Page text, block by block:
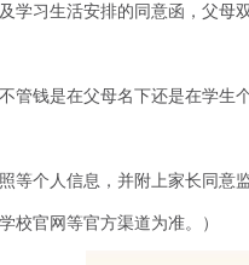
学习生活安排的同意函，父母双
管钱是在父母名下还是在学生
等个人信息，并附上家长同意
校官网等官方渠道为准。）